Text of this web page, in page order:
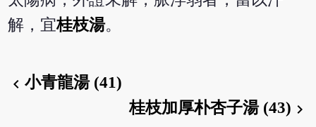
解，宜桂枝湯。
chevron_left小青龍湯 (41)
桂枝加厚朴杏子湯 (43) chevron_right